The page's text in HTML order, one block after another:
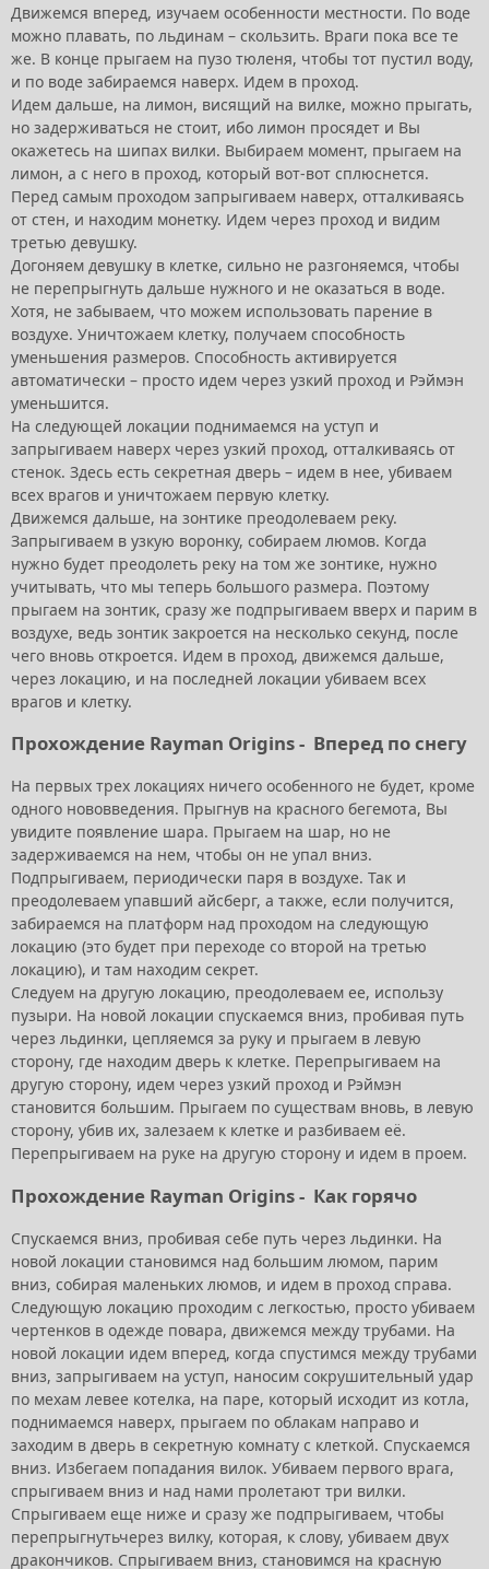
Движемся вперед, изучаем особенности местности. По воде
можно плавать, по льдинам – скользить. Враги пока все те
же. В конце прыгаем на пузо тюленя, чтобы тот пустил воду,
и по воде забираемся наверх. Идем в проход.
Идем дальше, на лимон, висящий на вилке, можно прыгать,
но задерживаться не стоит, ибо лимон просядет и Вы
окажетесь на шипах вилки. Выбираем момент, прыгаем на
лимон, а с него в проход, который вот-вот сплюснется.
Перед самым проходом запрыгиваем наверх, отталкиваясь
от стен, и находим монетку. Идем через проход и видим
третью девушку.
Догоняем девушку в клетке, сильно не разгоняемся, чтобы
не перепрыгнуть дальше нужного и не оказаться в воде.
Хотя, не забываем, что можем использовать парение в
воздухе. Уничтожаем клетку, получаем способность
уменьшения размеров. Способность активируется
автоматически – просто идем через узкий проход и Рэймэн
уменьшится.
На следующей локации поднимаемся на уступ и
запрыгиваем наверх через узкий проход, отталкиваясь от
стенок. Здесь есть секретная дверь – идем в нее, убиваем
всех врагов и уничтожаем первую клетку.
Движемся дальше, на зонтике преодолеваем реку.
Запрыгиваем в узкую воронку, собираем люмов. Когда
нужно будет преодолеть реку на том же зонтике, нужно
учитывать, что мы теперь большого размера. Поэтому
прыгаем на зонтик, сразу же подпрыгиваем вверх и парим в
воздухе, ведь зонтик закроется на несколько секунд, после
чего вновь откроется. Идем в проход, движемся дальше,
через локацию, и на последней локации убиваем всех
врагов и клетку.
Прохождение Rayman Origins - Вперед по снегу
На первых трех локациях ничего особенного не будет, кроме
одного нововведения. Прыгнув на красного бегемота, Вы
увидите появление шара. Прыгаем на шар, но не
задерживаемся на нем, чтобы он не упал вниз.
Подпрыгиваем, периодически паря в воздухе. Так и
преодолеваем упавший айсберг, а также, если получится,
забираемся на платформ над проходом на следующую
локацию (это будет при переходе со второй на третью
локацию), и там находим секрет.
Следуем на другую локацию, преодолеваем ее, использу
пузыри. На новой локации спускаемся вниз, пробивая путь
через льдинки, цепляемся за руку и прыгаем в левую
сторону, где находим дверь к клетке. Перепрыгиваем на
другую сторону, идем через узкий проход и Рэймэн
становится большим. Прыгаем по существам вновь, в левую
сторону, убив их, залезаем к клетке и разбиваем её.
Перепрыгиваем на руке на другую сторону и идем в проем.
Прохождение Rayman Origins - Как горячо
Спускаемся вниз, пробивая себе путь через льдинки. На
новой локации становимся над большим люмом, парим
вниз, собирая маленьких люмов, и идем в проход справа.
Следующую локацию проходим с легкостью, просто убиваем
чертенков в одежде повара, движемся между трубами. На
новой локации идем вперед, когда спустимся между трубами
вниз, запрыгиваем на уступ, наносим сокрушительный удар
по мехам левее котелка, на паре, который исходит из котла,
поднимаемся наверх, прыгаем по облакам направо и
заходим в дверь в секретную комнату с клеткой. Спускаемся
вниз. Избегаем попадания вилок. Убиваем первого врага,
спрыгиваем вниз и над нами пролетают три вилки.
Спрыгиваем еще ниже и сразу же подпрыгиваем, чтобы
перепрыгнутьчерез вилку, которая, к слову, убиваем двух
дракончиков. Спрыгиваем вниз, становимся на красную